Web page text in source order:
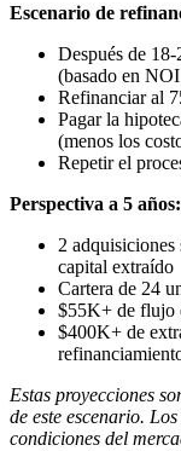
Escenario de
Después de
(basado en
Refinanciar al
Pagar la
(menos los
Repetir el
Perspectiva a 5 años:
2 adquisiciones
capital extraído
Cartera de 24
$55K+ de flujo
$400K+ de
Estas proyecciones
de este escenario.
condiciones del